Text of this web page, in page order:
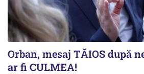
Orban, mesaj TĂIOS după
ar fi CULMEA!